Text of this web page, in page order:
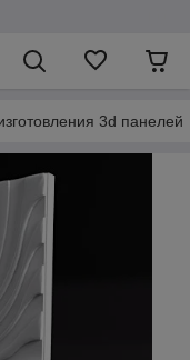
3d панелей